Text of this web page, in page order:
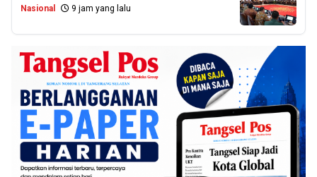
Nasional 9 jam yang lalu